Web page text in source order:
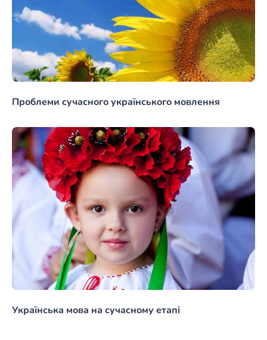
Проблеми сучасного українського мовлення
Українська мова на сучасному етапі